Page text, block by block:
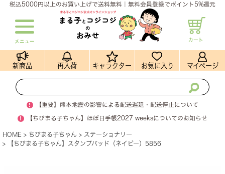
税込5000円以上のお買い上げで送料無料｜無料会員登録でポイント5%還元
メニュー カート
新商品 再入荷 キャラクター お気に入り マイページ
! 【重要】熊本地震の影響による配送遅延・配送停止について
! 【ちびまる子ちゃん】ほぼ日手帳2027 weeksについてのお知らせ
HOME ちびまる子ちゃん
ステーショナリー
【ちびまる子ちゃん】スタンプパッド（ネイビー）5856